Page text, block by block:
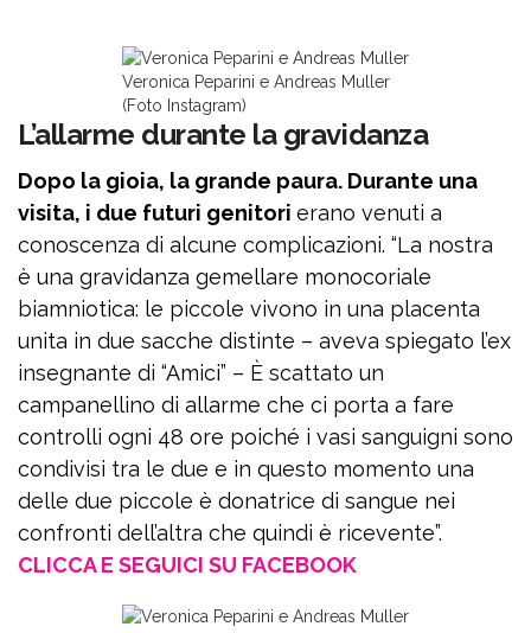
Veronica Peparini e Andreas Muller
(Foto Instagram)
L’allarme durante la gravidanza
Dopo la gioia, la grande paura. Durante una
visita, i due futuri genitori erano venuti a
conoscenza di alcune complicazioni. “La nostra
è una gravidanza gemellare monocoriale
biamniotica: le piccole vivono in una placenta
unita in due sacche distinte – aveva spiegato l’ex
insegnante di “Amici” – È scattato un
campanellino di allarme che ci porta a fare
controlli ogni 48 ore poiché i vasi sanguigni sono
condivisi tra le due e in questo momento una
delle due piccole è donatrice di sangue nei
confronti dell’altra che quindi è ricevente”.
CLICCA E SEGUICI SU FACEBOOK